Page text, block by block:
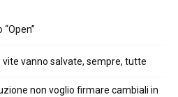
vanno salvate, sempre, tutte
non voglio firmare cambiali in